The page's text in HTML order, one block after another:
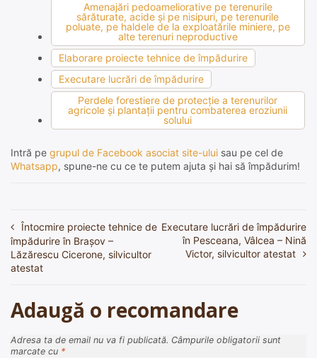
Amenajări pedoameliorative pe terenurile
sărăturate, acide şi pe nisipuri, pe terenurile
poluate, pe haldele de la exploatările miniere, pe
alte terenuri neproductive
Elaborare proiecte tehnice de împădurire
Executare lucrări de împădurire
Perdele forestiere de protecţie a terenurilor
agricole şi plantaţii pentru combaterea eroziunii
solului
Intră pe grupul de Facebook asociat site-ului sau pe cel de
Whatsapp, spune-ne cu ce te putem ajuta și hai să împădurim!
Navigare
în
articole
Întocmire proiecte tehnice de
împădurire în Brașov –
Lăzărescu Cicerone, silvicultor
atestat
Executare lucrări de împădurire
în Pesceana, Vâlcea – Nină
Victor, silvicultor atestat
Adaugă o recomandare
Adresa ta de email nu va fi publicată. Câmpurile obligatorii sunt
marcate cu *